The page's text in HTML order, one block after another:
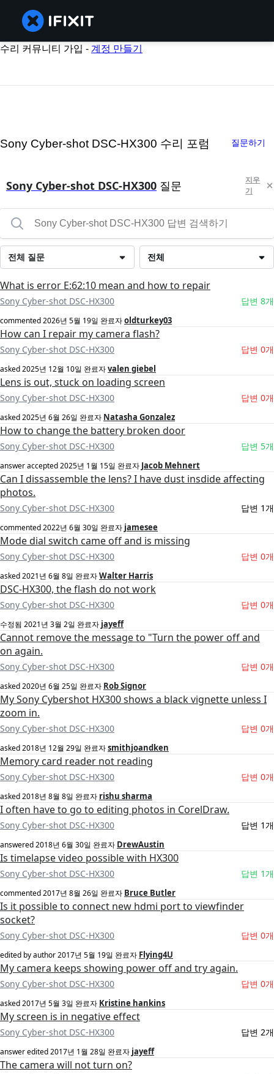
수리 커뮤니티 가입 -계정 만들기
Sony Cyber-shot DSC-HX300 수리 포럼 질문하기
Sony Cyber-shot DSC-HX300 질문
지우
기
전체
전체 질문
What is error E:62:10 mean and how to repair
Sony Cyber-shot DSC-HX300 답변 8개
commented2026년 5월 19일 완료자oldturkey03
How can I repair my camera flash?
Sony Cyber-shot DSC-HX300 답변 0개
asked2025년 12월 10일 완료자valen giebel
Lens is out, stuck on loading screen
Sony Cyber-shot DSC-HX300 답변 0개
asked2025년 6월 26일 완료자 Natasha Gonzalez
How to change the battery broken door
Sony Cyber-shot DSC-HX300 답변 5개
answer accepted2025년 1월 15일 완료자 Jacob Mehnert
Can I dissassemble the lens? I have dust insdide affecting
photos.
Sony Cyber-shot DSC-HX300 답변 1개
commented2022년 6월 30일 완료자 jamesee
Mode dial switch came off and is missing
Sony Cyber-shot DSC-HX300 답변 0개
asked2021년 6월 8일 완료자Walter Harris
DSC-HX300, the flash do not work
Sony Cyber-shot DSC-HX300 답변 0개
수정됨 2021년 3월 2일 완료자 jayeff
Cannot remove the message to "Turn the power off and
on again.
Sony Cyber-shot DSC-HX300 답변 0개
asked2020년 6월 25일 완료자 Rob Signor
My Sony Cybershot HX300 shows a black vignette unless I
zoom in.
Sony Cyber-shot DSC-HX300 답변 0개
asked2018년 12월 29일 완료자smithjoandken
Memory card reader not reading
Sony Cyber-shot DSC-HX300 답변 0개
asked2018년 8월 8일 완료자 rishu sharma
I often have to go to editing photos in CorelDraw.
Sony Cyber-shot DSC-HX300 답변 1개
answered2018년 6월 30일 완료자 DrewAustin
Is timelapse video possible with HX300
Sony Cyber-shot DSC-HX300 답변 1개
commented2017년 8월 26일 완료자 Bruce Butler
Is it possible to connect new hdmi port to viewfinder
socket?
Sony Cyber-shot DSC-HX300 답변 0개
edited by author2017년 5월 19일 완료자 Flying4U
My camera keeps showing power off and try again.
Sony Cyber-shot DSC-HX300 답변 0개
asked2017년 5월 3일 완료자 Kristine hankins
My screen is in negative effect
Sony Cyber-shot DSC-HX300 답변 2개
answer edited2017년 1월 28일 완료자 jayeff
The camera will not turn on?